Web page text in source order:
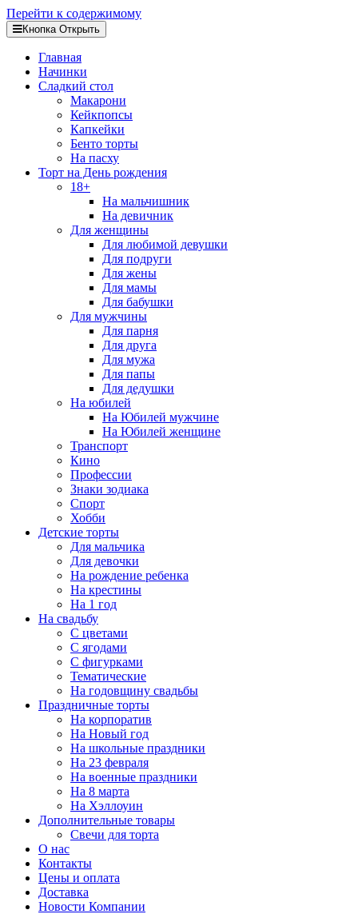
Перейти к содержимому
Кнопка Открыть
Главная
Начинки
Сладкий стол
Макарони
Кейкпопсы
Капкейки
Бенто торты
На пасху
Торт на День рождения
18+
На мальчишник
На девичник
Для женщины
Для любимой девушки
Для подруги
Для жены
Для мамы
Для бабушки
Для мужчины
Для парня
Для друга
Для мужа
Для папы
Для дедушки
На юбилей
На Юбилей мужчине
На Юбилей женщине
Транспорт
Кино
Профессии
Знаки зодиака
Спорт
Хобби
Детские торты
Для мальчика
Для девочки
На рождение ребенка
На крестины
На 1 год
На свадьбу
С цветами
С ягодами
С фигурками
Тематические
На годовщину свадьбы
Праздничные торты
На корпоратив
На Новый год
На школьные праздники
На 23 февраля
На военные праздники
На 8 марта
На Хэллоуин
Дополнительные товары
Свечи для торта
О нас
Контакты
Цены и оплата
Доставка
Новости Компании